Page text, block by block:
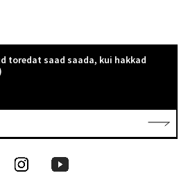
toredat saad saada, kui hakkad